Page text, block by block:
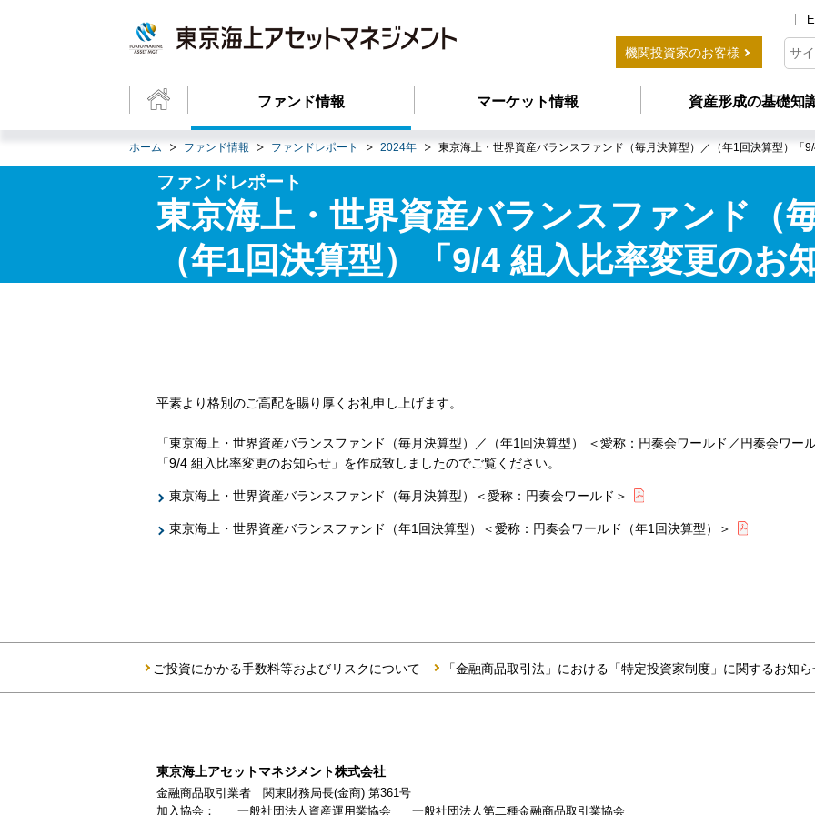
機関投資家のお客様
ファンド情報 マーケット情報 資産形成の基礎知
ホーム ファンド情報 ファンドレポート 2024年 東京海上・世界資産バランスファンド（毎月決算型）／（年1回決算型）「
ファンドレポート
東京海上・世界資産バランスファンド（
（年1回決算型）「9/4 組入比率変更のお
平素より格別のご高配を賜り厚くお礼申し上げます。
「東京海上・世界資産バランスファンド（毎月決算型）／（年1回決算型） ＜愛称：円奏会ワールド／円奏会ワー
「9/4 組入比率変更のお知らせ」を作成致しましたのでご覧ください。
東京海上・世界資産バランスファンド（毎月決算型）＜愛称：円奏会ワールド＞
東京海上・世界資産バランスファンド（年1回決算型）＜愛称：円奏会ワールド（年1回決算型）＞
ご投資にかかる手数料等およびリスクについて 「金融商品取引法」における「特定投資家制度」に関するお知ら
東京海上アセットマネジメント株式会社
金融商品取引業者 関東財務局長(金商) 第361号
加入協会：
一般社団法人資産運用業協会 一般社団法人第二種金融商品取引業協会